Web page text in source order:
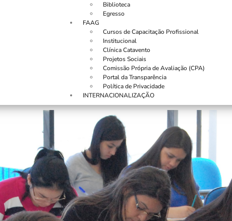
Biblioteca
Egresso
FAAG
Cursos de Capacitação Profissional
Institucional
Clínica Catavento
Projetos Sociais
Comissão Própria de Avaliação (CPA)
Portal da Transparência
Política de Privacidade
INTERNACIONALIZAÇÃO